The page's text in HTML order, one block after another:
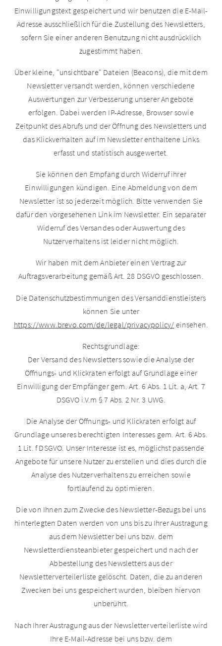
Einwilligungstext gespeichert und wir benutzen die E-Mail-
Adresse ausschließlich für die Zustellung des Newsletters,
sofern Sie einer anderen Benutzung nicht ausdrücklich
zugestimmt haben.
Über kleine, "unsichtbare" Dateien (Beacons), die mit dem
Newsletter versandt werden, können verschiedene
Auswertungen zur Verbesserung unserer Angebote
erfolgen. Dabei werden IP-Adresse, Browser sowie
Zeitpunkt des Abrufs und der Öffnung des Newsletters und
das Klickverhalten auf im Newsletter enthaltene Links
erfasst und statistisch ausgewertet.
Sie können den Empfang durch Widerruf ihrer
Einwilligungen kündigen. Eine Abmeldung von dem
Newsletter ist so jederzeit möglich. Bitte verwenden Sie
dafür den vorgesehenen Link im Newsletter. Ein separater
Widerruf des Versandes oder Auswertung des
Nutzerverhaltens ist leider nicht möglich.
Wir haben mit dem Anbieter einen Vertrag zur
Auftragsverarbeitung gemäß Art. 28 DSGVO geschlossen.
Die Datenschutzbestimmungen des Versanddienstleisters
können Sie unter
https://www.brevo.com/de/legal/privacypolicy/ einsehen.
Rechtsgrundlage:
Der Versand des Newsletters sowie die Analyse der
Öffnungs- und Klickraten erfolgt auf Grundlage einer
Einwilligung der Empfänger gem. Art. 6 Abs. 1 Lit. a, Art. 7
DSGVO i.V.m § 7 Abs. 2 Nr. 3 UWG.
Die Analyse der Öffnungs- und Klickraten erfolgt auf
Grundlage unseres berechtigten Interesses gem. Art. 6 Abs.
1 Lit. f DSGVO. Unser Interesse ist es, möglichst passende
Angebote für unsere Nutzer zu erstellen und dies durch die
Analyse des Nutzerverhaltens zu erreichen sowie
fortlaufend zu optimieren.
Die von Ihnen zum Zwecke des Newsletter-Bezugs bei uns
hinterlegten Daten werden von uns bis zu Ihrer Austragung
aus dem Newsletter bei uns bzw. dem
Newsletterdiensteanbieter gespeichert und nach der
Abbestellung des Newsletters aus der
Newsletterverteilerliste gelöscht. Daten, die zu anderen
Zwecken bei uns gespeichert wurden, bleiben hiervon
unberührt.
Nach Ihrer Austragung aus der Newsletterverteilerliste wird
Ihre E-Mail-Adresse bei uns bzw. dem